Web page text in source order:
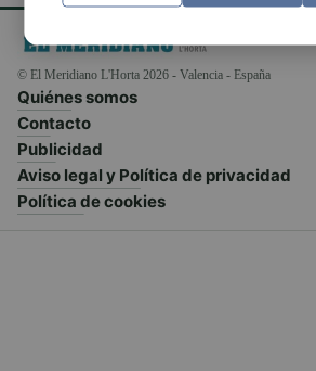
© El Meridiano L'Horta 2026 - Valencia - España
Quiénes somos
Contacto
Publicidad
Aviso legal y Política de privacidad
Política de cookies